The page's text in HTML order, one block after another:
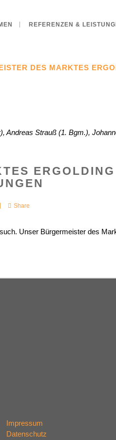
REFERENZEN &
DES MARKTES
Andreas Strauß (1. Bgm.),
Share
Unser Bürgermeister des
Impressum
Datenschutz